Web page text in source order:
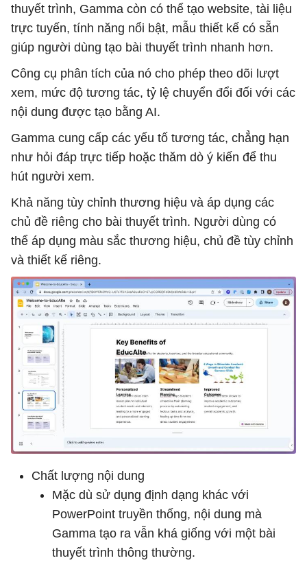
thuyết trình, Gamma còn có thể tạo website, tài liệu
trực tuyến, tính năng nổi bật, mẫu thiết kế có sẵn
giúp người dùng tạo bài thuyết trình nhanh hơn.
Công cụ phân tích của nó cho phép theo dõi lượt
xem, mức độ tương tác, tỷ lệ chuyển đổi đối với các
nội dung được tạo bằng AI.
Gamma cung cấp các yếu tố tương tác, chẳng hạn
như hỏi đáp trực tiếp hoặc thăm dò ý kiến ​​để thu
hút người xem.
Khả năng tùy chỉnh thương hiệu và áp dụng các
chủ đề riêng cho bài thuyết trình. Người dùng có
thể áp dụng màu sắc thương hiệu, chủ đề tùy chỉnh
và thiết kế riêng.
Chất lượng nội dung
Mặc dù sử dụng định dạng khác với
PowerPoint truyền thống, nội dung mà
Gamma tạo ra vẫn khá giống với một bài
thuyết trình thông thường.